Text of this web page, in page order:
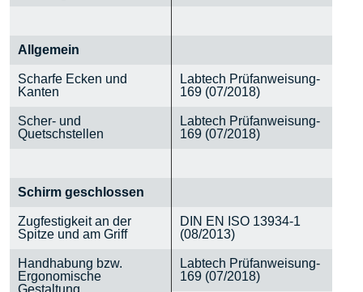
Allgemein
Scharfe Ecken und
Kanten
Scher- und
Quetschstellen
Schirm geschlossen
Zugfestigkeit an der
Spitze und am Griff
Handhabung bzw.
Ergonomische
Labtech Prüfanweisung-
169 (07/2018)
Labtech Prüfanweisung-
169 (07/2018)
DIN EN ISO 13934-1
(08/2013)
Labtech Prüfanweisung-
169 (07/2018)